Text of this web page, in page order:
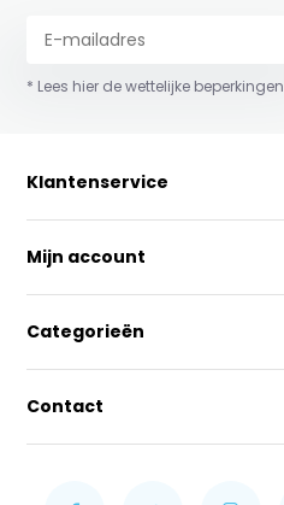
* Lees hier de wettelijke beperkingen
Klantenservice
Mijn account
Categorieën
Contact